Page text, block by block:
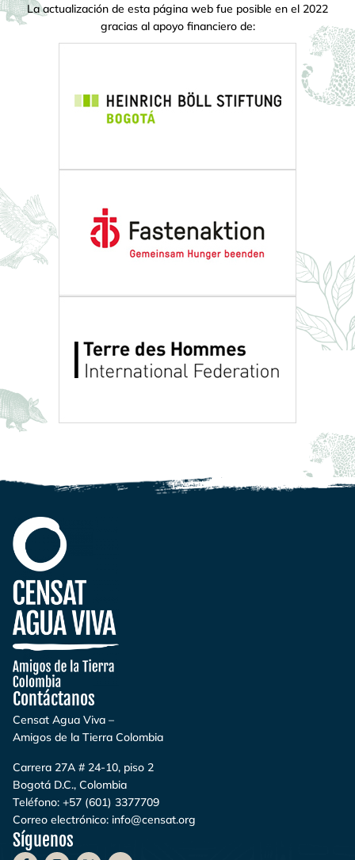
La actualización de esta página web fue posible en el 2022
gracias al apoyo financiero de:
Contáctanos
Censat Agua Viva –
Amigos de la Tierra Colombia
Carrera 27A # 24-10, piso 2
Bogotá D.C., Colombia
Teléfono: +57 (601) 3377709
Correo electrónico: info@censat.org
Síguenos